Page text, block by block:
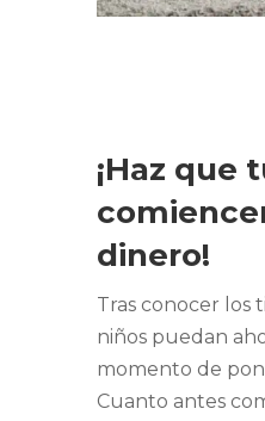
¡Haz que
dinero!
Tras conocer los
niños puedan
momento de
Cuanto antes